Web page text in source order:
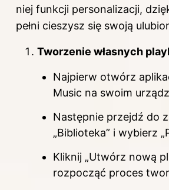
niej funkcji personalizacji,
pełni cieszysz się swoją
Tworzenie własnych
Najpierw otwórz
Music na swoim
Następnie przejdź do
„Biblioteka” i wybierz
Kliknij „Utwórz nową
rozpocząć proces